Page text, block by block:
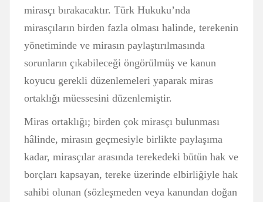
mirasçı bırakacaktır. Türk Hukuku’nda
mirasçıların birden fazla olması halinde, terekenin
yönetiminde ve mirasın paylaştırılmasında
sorunların çıkabileceği öngörülmüş ve kanun
koyucu gerekli düzenlemeleri yaparak miras
ortaklığı müessesini düzenlemiştir.
Miras ortaklığı; birden çok mirasçı bulunması
hâlinde, mirasın geçmesiyle birlikte paylaşıma
kadar, mirasçılar arasında terekedeki bütün hak ve
borçları kapsayan, tereke üzerinde elbirliğiyle hak
sahibi olunan (sözleşmeden veya kanundan doğan